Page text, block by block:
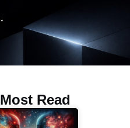
Most Read